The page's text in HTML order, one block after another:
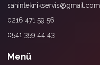
sahinteknikservis@gmail.com
0216 471 59 56
0541 359 44 43
Menü